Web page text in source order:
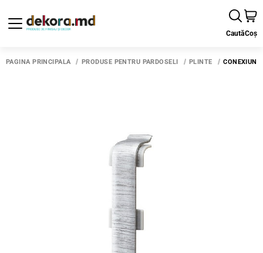
CautăCoș
PAGINA PRINCIPALĂ PRODUSE PENTRU PARDOSELI PLINTE